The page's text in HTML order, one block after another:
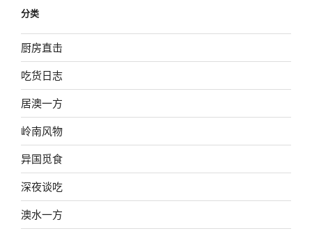
分类
厨房直击
吃货日志
居澳一方
岭南风物
异国觅食
深夜谈吃
澳水一方